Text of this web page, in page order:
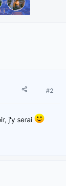
#2
j'y serai